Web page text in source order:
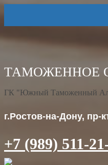
ГК "Южный Таможенный
г.Ростов-на-Дону, пр-
+7 (989) 511-